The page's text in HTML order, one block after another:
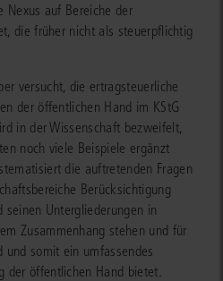
Nexus auf Bereiche der
die früher nicht als steuerpflichtig
versucht, die ertragsteuerliche
der öffentlichen Hand im KStG
in der Wissenschaft bezweifelt,
noch viele Beispiele ergänzt
die auftretenden Fragen
Berücksichtigung
Untergliederungen in
Zusammenhang stehen und für
und somit ein umfassendes
der öffentlichen Hand bietet.